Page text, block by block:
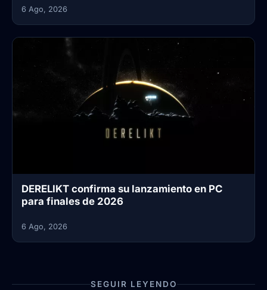
6 Ago, 2026
DERELIKT confirma su lanzamiento en PC
para finales de 2026
6 Ago, 2026
SEGUIR LEYENDO